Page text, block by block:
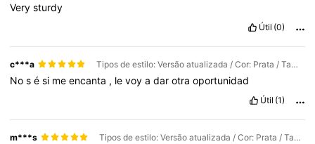
Verysturdy
Útil (0)
c***a Tipos de estilo: Versão atualizada / Cor: Prata / Tamanho: Tamanho Único
Nosési meencanta , levoyadarotraoportunidad
Útil (1)
m***s Tipos de estilo: Versão atualizada / Cor: Prata / Tamanho: Tamanho Único